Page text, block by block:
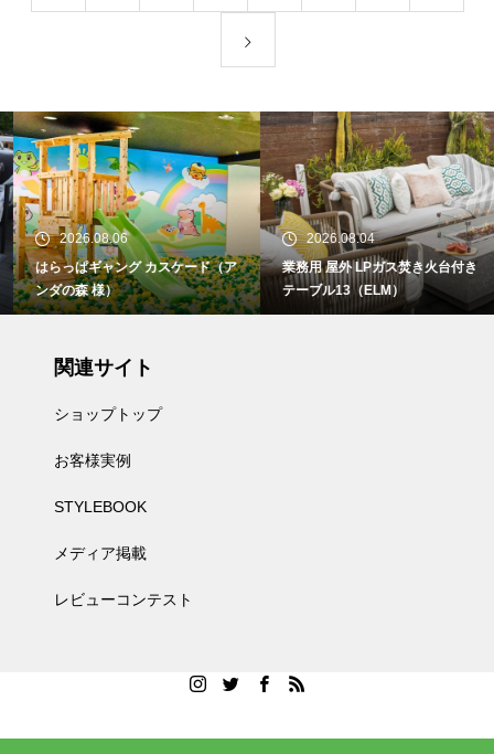
2026.08.06
はらっぱギャング カスケード（ア
ンダの森 様）
2026.08.04
業務用 屋外 LPガス焚き火台付き
テーブル13（ELM）
関連サイト
ショップトップ
お客様実例
STYLEBOOK
メディア掲載
レビューコンテスト